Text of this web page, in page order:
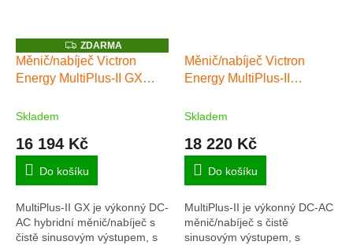
Z
D
A
R
ZDARMA
Měnič/nabíječ Victron
Energy MultiPlus-II GX
Skladem
16 194 Kč
Do košíku
MultiPlus-II GX je výkonný DC-
AC hybridní měnič/nabíječ s
čistě sinusovým výstupem, s
Měnič/nabíječ Victron
Energy MultiPlus-II
Skladem
18 220 Kč
Do košíku
MultiPlus-II je výkonný DC-AC
měnič/nabíječ s čistě
sinusovým výstupem, s